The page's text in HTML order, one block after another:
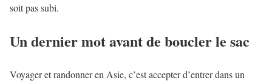
soit pas subi.
Un dernier mot avant de boucler le sac
Voyager et randonner en Asie, c’est accepter d’entrer dans un